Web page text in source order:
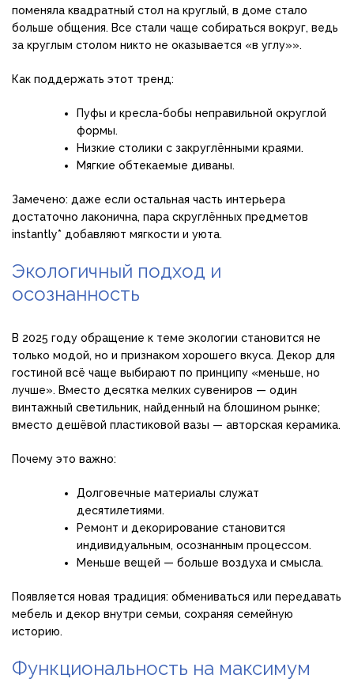
поменяла квадратный стол на круглый, в доме стало
больше общения. Все стали чаще собираться вокруг, ведь
за круглым столом никто не оказывается «в углу»».
Как поддержать этот тренд:
Пуфы и кресла-бобы неправильной округлой
формы.
Низкие столики с закруглёнными краями.
Мягкие обтекаемые диваны.
Замечено: даже если остальная часть интерьера
достаточно лаконична, пара скруглённых предметов
instantly* добавляют мягкости и уюта.
Экологичный подход и
осознанность
В 2025 году обращение к теме экологии становится не
только модой, но и признаком хорошего вкуса. Декор для
гостиной всё чаще выбирают по принципу «меньше, но
лучше». Вместо десятка мелких сувениров — один
винтажный светильник, найденный на блошином рынке;
вместо дешёвой пластиковой вазы — авторская керамика.
Почему это важно:
Долговечные материалы служат
десятилетиями.
Ремонт и декорирование становится
индивидуальным, осознанным процессом.
Меньше вещей — больше воздуха и смысла.
Появляется новая традиция: обмениваться или передавать
мебель и декор внутри семьи, сохраняя семейную
историю.
Функциональность на максимум